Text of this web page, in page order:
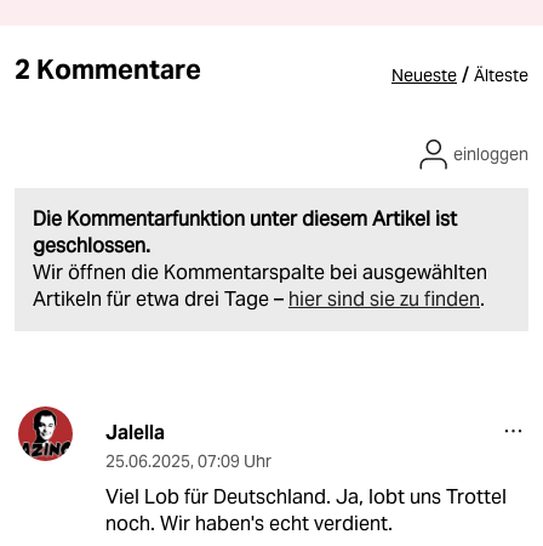
2 Kommentare Neueste / Älteste
Die Kommentarfunktion unter diesem Artikel ist
geschlossen.
Wir öffnen die Kommentarspalte bei ausgewählten
Artikeln für etwa drei Tage – hier sind sie zu finden.
einloggen
Jalella
25.06.2025, 07:09 Uhr
Viel Lob für Deutschland. Ja, lobt uns Trottel
noch. Wir haben's echt verdient.